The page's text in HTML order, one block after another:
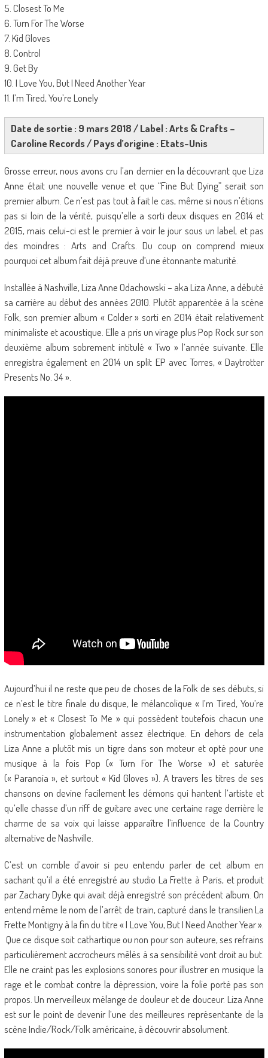
5. Closest To Me
6. Turn For The Worse
7. Kid Gloves
8. Control
9. Get By
10. I Love You, But I Need Another Year
11. I’m Tired, You’re Lonely
Date de sortie : 9 mars 2018 / Label : Arts & Crafts –
Caroline Records / Pays d’origine : Etats-Unis
Grosse erreur, nous avons cru l’an dernier en la découvrant que Liza
Anne était une nouvelle venue et que “Fine But Dying” serait son
premier album. Ce n’est pas tout à fait le cas, même si nous n’étions
pas si loin de la vérité, puisqu’elle a sorti deux disques en 2014 et
2015, mais celui-ci est le premier à voir le jour sous un label, et pas
des moindres : Arts and Crafts. Du coup on comprend mieux
pourquoi cet album fait déjà preuve d’une étonnante maturité.
Installée à Nashville, Liza Anne Odachowski – aka Liza Anne, a débuté
sa carrière au début des années 2010. Plutôt apparentée à la scène
Folk, son premier album « Colder » sorti en 2014 était relativement
minimaliste et acoustique. Elle a pris un virage plus Pop Rock sur son
deuxième album sobrement intitulé « Two » l’année suivante. Elle
enregistra également en 2014 un split EP avec Torres, « Daytrotter
Presents No. 34 ».
Aujourd’hui il ne reste que peu de choses de la Folk de ses débuts, si
ce n’est le titre finale du disque, le mélancolique « I’m Tired, You’re
Lonely » et « Closest To Me » qui possèdent toutefois chacun une
instrumentation globalement assez électrique. En dehors de cela
Liza Anne a plutôt mis un tigre dans son moteur et opté pour une
musique à la fois Pop (« Turn For The Worse ») et saturée
(« Paranoia », et surtout « Kid Gloves »). A travers les titres de ses
chansons on devine facilement les démons qui hantent l’artiste et
qu’elle chasse d’un riff de guitare avec une certaine rage derrière le
charme de sa voix qui laisse apparaître l’influence de la Country
alternative de Nashville.
C’est un comble d’avoir si peu entendu parler de cet album en
sachant qu’il a été enregistré au studio La Frette à Paris, et produit
par Zachary Dyke qui avait déjà enregistré son précédent album. On
entend même le nom de l’arrêt de train, capturé dans le transilien La
Frette Montigny à la fin du titre « I Love You, But I Need Another Year ».
Que ce disque soit cathartique ou non pour son auteure, ses refrains
particulièrement accrocheurs mêlés à sa sensibilité vont droit au but.
Elle ne craint pas les explosions sonores pour illustrer en musique la
rage et le combat contre la dépression, voire la folie porté pas son
propos. Un merveilleux mélange de douleur et de douceur. Liza Anne
est sur le point de devenir l’une des meilleures représentante de la
scène Indie/Rock/Folk américaine, à découvrir absolument.